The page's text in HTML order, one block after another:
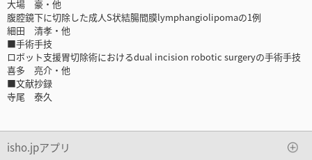
大場 豪・他
腹腔鏡下に切除した成人S状結腸間膜lymphangiolipomaの1例
細田 清孝・他
■手術手技
ロボット支援胃切除術におけるdual incision robotic surgeryの手術手技
喜多 亮介・他
■文献抄録
寺尾 泰久
isho.jpアプリ